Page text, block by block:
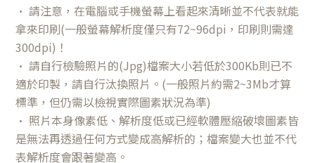
• 請注意，在電腦或手機螢幕上看起來清晰並不代表就能
拿來印刷(一般螢幕解析度僅只有72~96dpi，印刷則需達
300dpi)！
• 請自行檢驗照片的(Jpg)檔案大小若低於300Kb則已不
適於印製，請自行汰換照片。(一般照片約需2~3Mb才算
標準，但仍需以檢視實際圖素狀況為準)
• 照片本身像素低、解析度低或已經軟體壓縮破壞圖素皆
是無法再透過任何方式變成高解析的；檔案變大也並不代
表解析度會跟著變高。